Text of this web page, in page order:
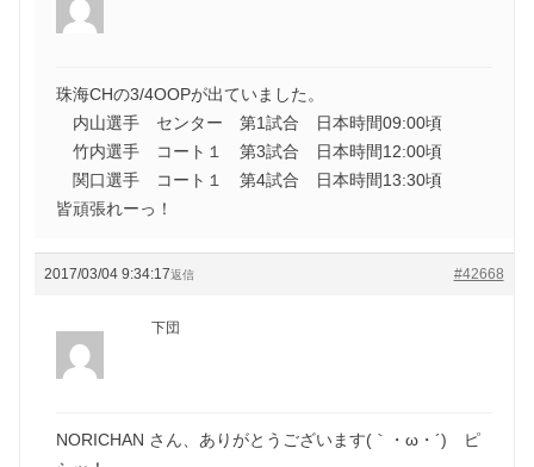
珠海CHの3/4OOPが出ていました。
内山選手 センター 第1試合 日本時間09:00頃
竹内選手 コート１ 第3試合 日本時間12:00頃
関口選手 コート１ 第4試合 日本時間13:30頃
皆頑張れーっ！
2017/03/04 9:34:17 #42668
返信
下団
NORICHAN さん、ありがとうございます(｀・ω・´)ゞピ